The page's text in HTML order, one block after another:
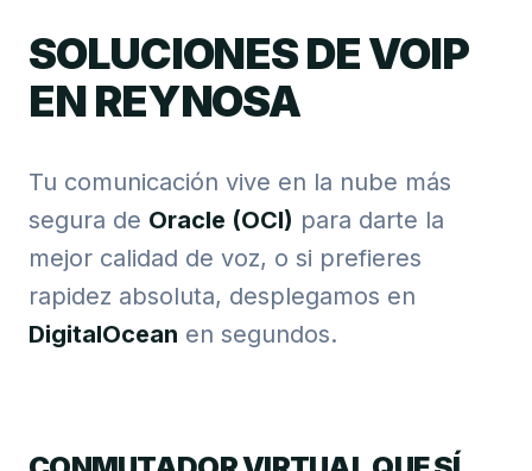
SOLUCIONES DE VOIP
EN REYNOSA
Tu comunicación vive en la nube más
segura de Oracle (OCI) para darte la
mejor calidad de voz, o si prefieres
rapidez absoluta, desplegamos en
DigitalOcean en segundos.